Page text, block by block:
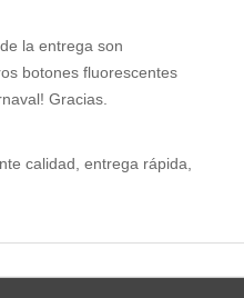
la entrega son
botones fluorescentes
Gracias.
calidad, entrega rápida,